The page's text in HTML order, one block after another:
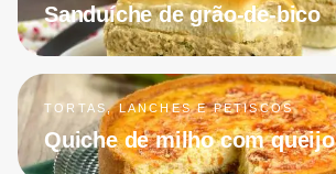
Sanduíche de grão-de-bico
TORTAS, LANCHES E PETISCOS
Quiche de milho com queijo